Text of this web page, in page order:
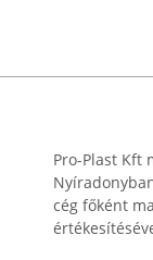
Pro-Plast Kft
cég főként